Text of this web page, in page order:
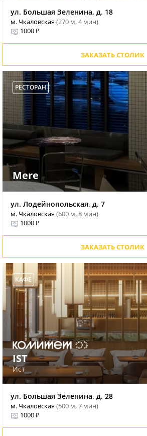
ул. Большая Зеленина, д. 18
м. Чкаловская(270 м, 4 мин)
1000 ₽
ЗАКАЗАТЬ СТОЛИК
РЕСТОРАН
Mere
ул. Лодейнопольская, д. 7
м. Чкаловская(600 м, 8 мин)
1000 ₽
ЗАКАЗАТЬ СТОЛИК
КАФЕ
IST
Ист
ул. Большая Зеленина, д. 28
м. Чкаловская(500 м, 7 мин)
1000 ₽